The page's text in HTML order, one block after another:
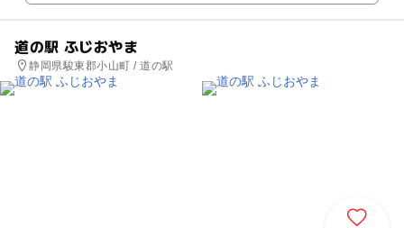
道の駅 ふじおやま
静岡県駿東郡小山町 / 道の駅